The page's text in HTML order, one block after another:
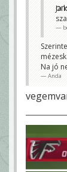
Ja
Na jó
Anda